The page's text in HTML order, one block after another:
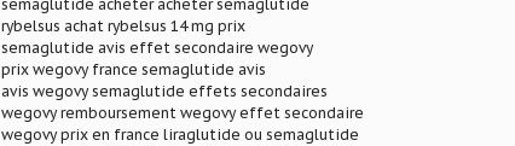
semaglutide acheter acheter semaglutide
rybelsus achat rybelsus 14 mg prix
semaglutide avis effet secondaire wegovy
prix wegovy france semaglutide avis
avis wegovy semaglutide effets secondaires
wegovy remboursement wegovy effet secondaire
wegovy prix en france liraglutide ou semaglutide